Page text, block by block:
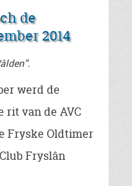
de
2014
werd de
rit van de AVC
Fryske Oldtimer
Fryslân